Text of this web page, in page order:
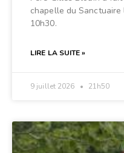
chapelle du
10h30.
LIRE LA SUITE »
9 juillet 2026 21h50